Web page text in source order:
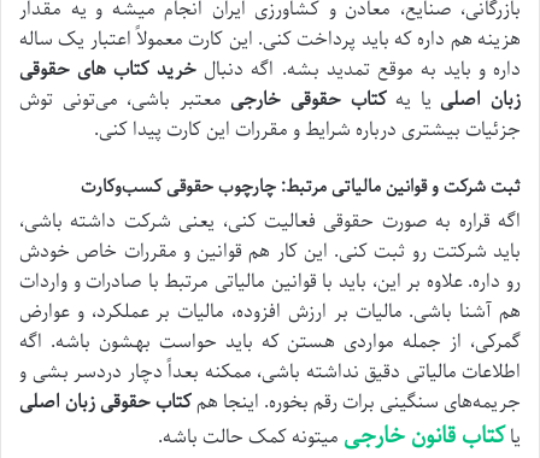
بازرگانی، صنایع، معادن و کشاورزی ایران انجام میشه و یه مقدار
هزینه‌ هم داره که باید پرداخت کنی. این کارت معمولاً اعتبار یک ساله
داره و باید به موقع تمدید بشه. اگه دنبال خرید کتاب‌ های حقوقی
زبان اصلییا یهکتاب حقوقی خارجیمعتبر باشی، می‌تونی توش
جزئیات بیشتری درباره شرایط و مقررات این کارت پیدا کنی.
ثبت شرکت و قوانین مالیاتی مرتبط: چارچوب حقوقی کسب‌وکارت
اگه قراره به صورت حقوقی فعالیت کنی، یعنی شرکت داشته باشی،
باید شرکتت رو ثبت کنی. این کار هم قوانین و مقررات خاص خودش
رو داره. علاوه بر این، باید با قوانین مالیاتی مرتبط با صادرات و واردات
هم آشنا باشی. مالیات بر ارزش افزوده، مالیات بر عملکرد، و عوارض
گمرکی، از جمله مواردی هستن که باید حواست بهشون باشه. اگه
اطلاعات مالیاتی دقیق نداشته باشی، ممکنه بعداً دچار دردسر بشی و
جریمه‌های سنگینی برات رقم بخوره. اینجا همکتاب حقوقی زبان اصلی
یاکتاب قانون خارجی میتونه کمک حالت باشه.